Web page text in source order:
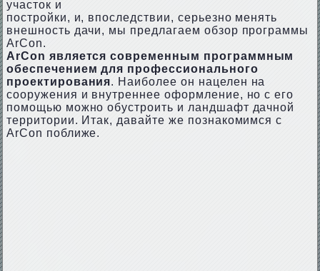
участок и
постройки, и, впоследствии, серьезно менять
внешность дачи, мы предлагаем обзор программы
ArCon.
ArCon является современным программным
обеспечением для профессионального
проектирования. Наиболее он нацелен на
сооружения и внутреннее оформление, но с его
помощью можно обустроить и ландшафт дачной
территории. Итак, давайте же познакомимся с
ArCon поближе.